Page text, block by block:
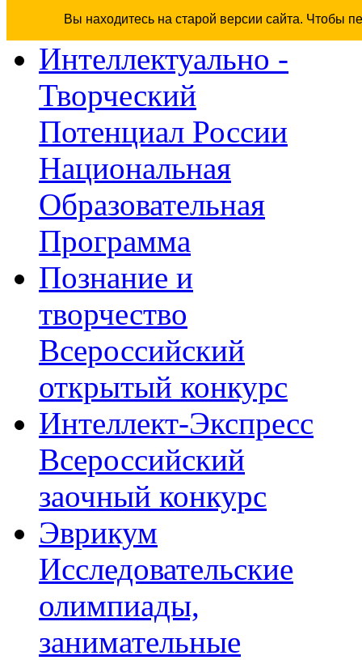
Вы находитесь на старой версии сайта. Чтобы
Интеллектуально -
Творческий
Потенциал России
Национальная
Образовательная
Программа
Познание и
творчество
Всероссийский
открытый конкурс
Интеллект-Экспресс
Всероссийский
заочный конкурс
Эврикум
Исследовательские
олимпиады,
занимательные